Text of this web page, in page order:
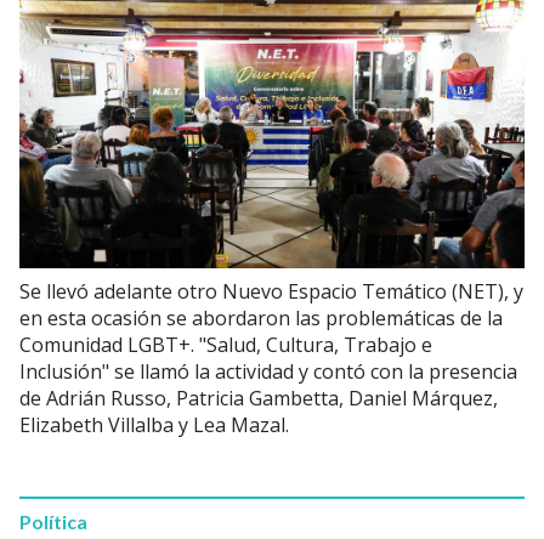
Se llevó adelante otro Nuevo Espacio Temático (NET), y
en esta ocasión se abordaron las problemáticas de la
Comunidad LGBT+. "Salud, Cultura, Trabajo e
Inclusión" se llamó la actividad y contó con la presencia
de Adrián Russo, Patricia Gambetta, Daniel Márquez,
Elizabeth Villalba y Lea Mazal.
Política